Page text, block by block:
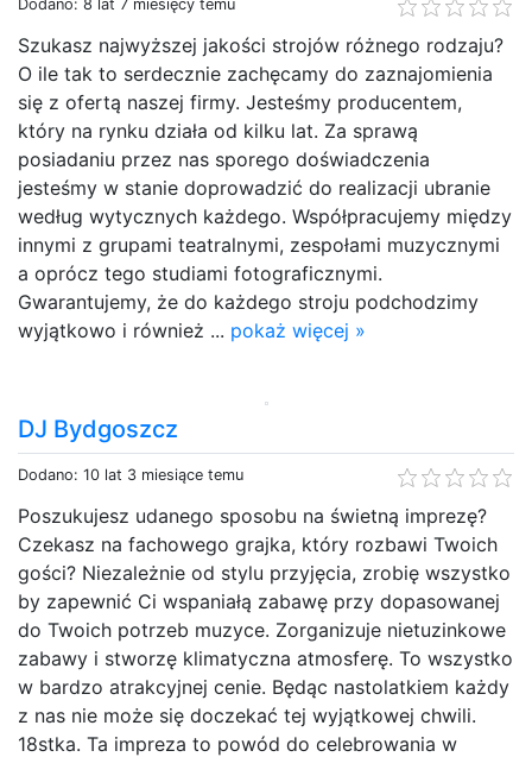
Dodano: 8 lat 7 miesięcy temu
Szukasz najwyższej jakości strojów różnego rodzaju?
O ile tak to serdecznie zachęcamy do zaznajomienia
się z ofertą naszej firmy. Jesteśmy producentem,
który na rynku działa od kilku lat. Za sprawą
posiadaniu przez nas sporego doświadczenia
jesteśmy w stanie doprowadzić do realizacji ubranie
według wytycznych każdego. Współpracujemy między
innymi z grupami teatralnymi, zespołami muzycznymi
a oprócz tego studiami fotograficznymi.
Gwarantujemy, że do każdego stroju podchodzimy
wyjątkowo i również ... pokaż więcej »
DJ Bydgoszcz
Dodano: 10 lat 3 miesiące temu
Poszukujesz udanego sposobu na świetną imprezę?
Czekasz na fachowego grajka, który rozbawi Twoich
gości? Niezależnie od stylu przyjęcia, zrobię wszystko
by zapewnić Ci wspaniałą zabawę przy dopasowanej
do Twoich potrzeb muzyce. Zorganizuje nietuzinkowe
zabawy i stworzę klimatyczna atmosferę. To wszystko
w bardzo atrakcyjnej cenie. Będąc nastolatkiem każdy
z nas nie może się doczekać tej wyjątkowej chwili.
18stka. Ta impreza to powód do celebrowania w